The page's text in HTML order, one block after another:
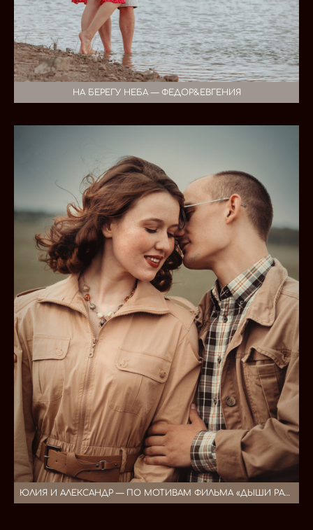
НА БЕРЕГУ НЕБА — ФЕДОР&ЕВГЕНИЯ
ЮЛИЯ И АЛЕКСАНДР — ПО МОТИВАМ ФИЛЬМА «ДЫШИ РАДИ НАС»